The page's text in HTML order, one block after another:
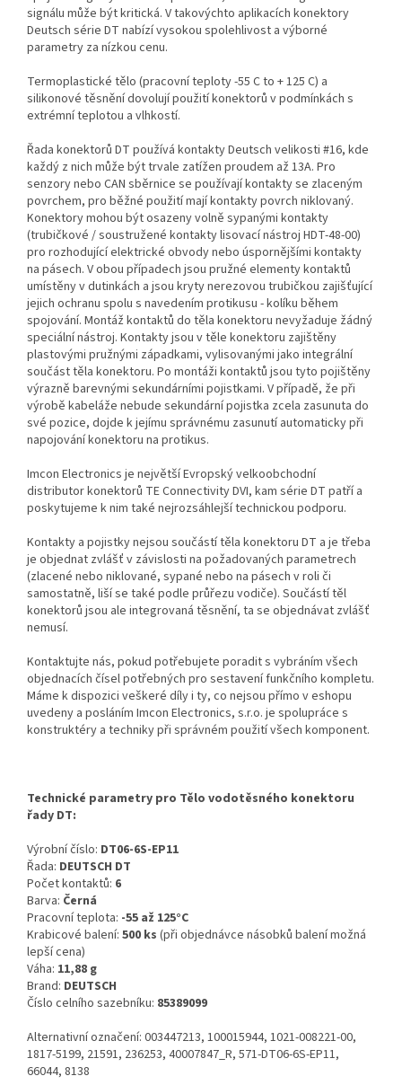
signálu může být kritická. V takovýchto aplikacích konektory
Deutsch série DT nabízí vysokou spolehlivost a výborné
parametry za nízkou cenu.
Termoplastické tělo (pracovní teploty -55 C to + 125 C) a
silikonové těsnění dovolují použití konektorů v podmínkách s
extrémní teplotou a vlhkostí.
Řada konektorů DT používá kontakty Deutsch velikosti #16, kde
každý z nich může být trvale zatížen proudem až 13A. Pro
senzory nebo CAN sběrnice se používají kontakty se zlaceným
povrchem, pro běžné použití mají kontakty povrch niklovaný.
Konektory mohou být osazeny volně sypanými kontakty
(trubičkové / soustružené kontakty lisovací nástroj HDT-48-00)
pro rozhodující elektrické obvody nebo úspornějšími kontakty
na pásech. V obou případech jsou pružné elementy kontaktů
umístěny v dutinkách a jsou kryty nerezovou trubičkou zajišťující
jejich ochranu spolu s navedením protikusu - kolíku během
spojování. Montáž kontaktů do těla konektoru nevyžaduje žádný
speciální nástroj. Kontakty jsou v těle konektoru zajištěny
plastovými pružnými západkami, vylisovanými jako integrální
součást těla konektoru. Po montáži kontaktů jsou tyto pojištěny
výrazně barevnými sekundárními pojistkami. V případě, že při
výrobě kabeláže nebude sekundární pojistka zcela zasunuta do
své pozice, dojde k jejímu správnému zasunutí automaticky při
napojování konektoru na protikus.
Imcon Electronics je největší Evropský velkoobchodní
distributor konektorů TE Connectivity DVI, kam série DT patří a
poskytujeme k nim také nejrozsáhlejší technickou podporu.
Kontakty a pojistky nejsou součástí těla konektoru DT a je třeba
je objednat zvlášť v závislosti na požadovaných parametrech
(zlacené nebo niklované, sypané nebo na pásech v roli či
samostatně, liší se také podle průřezu vodiče). Součástí těl
konektorů jsou ale integrovaná těsnění, ta se objednávat zvlášť
nemusí.
Kontaktujte nás, pokud potřebujete poradit s vybráním všech
objednacích čísel potřebných pro sestavení funkčního kompletu.
Máme k dispozici veškeré díly i ty, co nejsou přímo v eshopu
uvedeny a posláním Imcon Electronics, s.r.o. je spolupráce s
konstruktéry a techniky při správném použití všech komponent.
Technické parametry pro Tělo vodotěsného konektoru
řady DT:
Výrobní číslo: DT06-6S-EP11
Řada: DEUTSCH DT
Počet kontaktů: 6
Barva: Černá
Pracovní teplota: -55 až 125°C
Krabicové balení: 500 ks (při objednávce násobků balení možná
lepší cena)
Váha: 11,88 g
Brand: DEUTSCH
Číslo celního sazebníku: 85389099
Alternativní označení: 003447213, 100015944, 1021-008221-00,
1817-5199, 21591, 236253, 40007847_R, 571-DT06-6S-EP11,
66044, 8138